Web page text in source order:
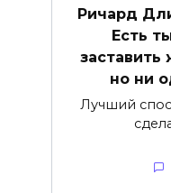
Ричард
Есть
заставить
но ни
Лучший